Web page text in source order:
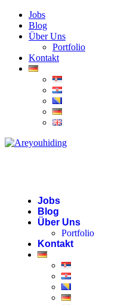
Jobs
Blog
Über Uns
Portfolio
Kontakt
Jobs
Blog
Über Uns
Portfolio
Kontakt